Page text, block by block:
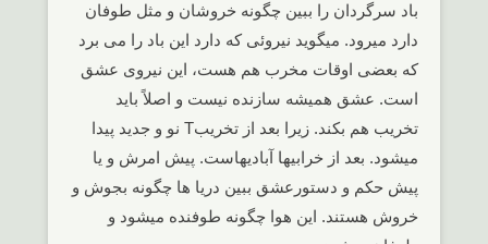
باد سرگردان را ببین چگونه خروشان و مثل طوفان
دارد میرود. میگوید نیروئی که دارد این باد را می برد
که بعضی اوقات مخرب هم هست، این نیروی عشق
است. عشق همیشه سازنده نیست و اصلاً باید
تخریب هم بکند. زیرا بعد از تخریبT نو و جدید پیدا
میشود. بعد از خرابیها آبادیهاست. پیش امرش و یا
پیش حکم و دستورعشق ببین دریا ها چگونه بجوش و
خروش هستند. این هوا چگونه طوفنده میشود و